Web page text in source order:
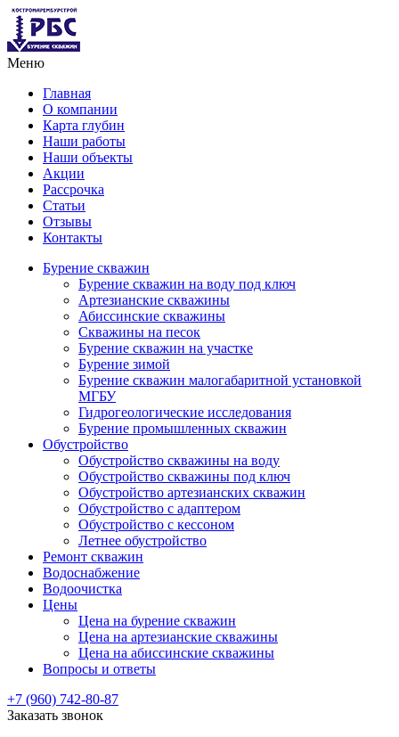
Меню
Главная
О компании
Карта глубин
Наши работы
Наши объекты
Акции
Рассрочка
Статьи
Отзывы
Контакты
Бурение скважин
Бурение скважин на воду под ключ
Артезианские скважины
Абиссинские скважины
Скважины на песок
Бурение скважин на участке
Бурение зимой
Бурение скважин малогабаритной установкой
МГБУ
Гидрогеологические исследования
Бурение промышленных скважин
Обустройство
Обустройство скважины на воду
Обустройство скважины под ключ
Обустройство артезианских скважин
Обустройство с адаптером
Обустройство с кессоном
Летнее обустройство
Ремонт скважин
Водоснабжение
Водоочистка
Цены
Цена на бурение скважин
Цена на артезианские скважины
Цена на абиссинские скважины
Вопросы и ответы
+7 (960) 742-80-87
Заказать звонок